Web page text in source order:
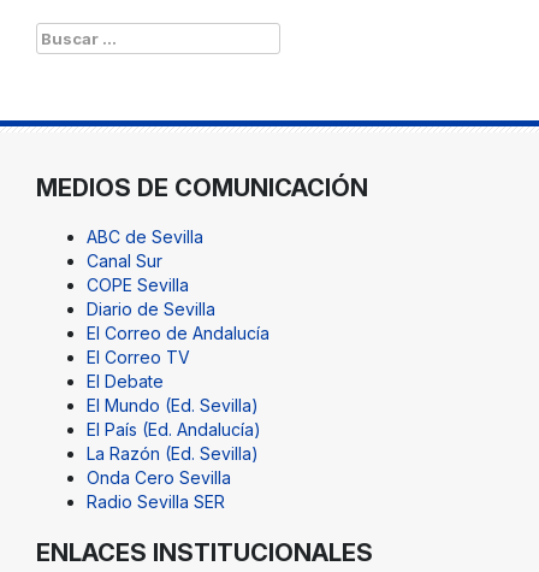
Buscar:
MEDIOS DE COMUNICACIÓN
ABC de Sevilla
Canal Sur
COPE Sevilla
Diario de Sevilla
El Correo de Andalucía
El Correo TV
El Debate
El Mundo (Ed. Sevilla)
El País (Ed. Andalucía)
La Razón (Ed. Sevilla)
Onda Cero Sevilla
Radio Sevilla SER
ENLACES INSTITUCIONALES